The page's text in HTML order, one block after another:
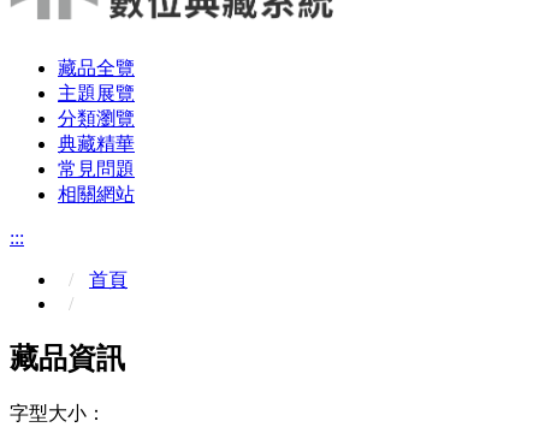
藏品全覽
主題展覽
分類瀏覽
典藏精華
常見問題
相關網站
:::
首頁
藏品資訊
字型大小：